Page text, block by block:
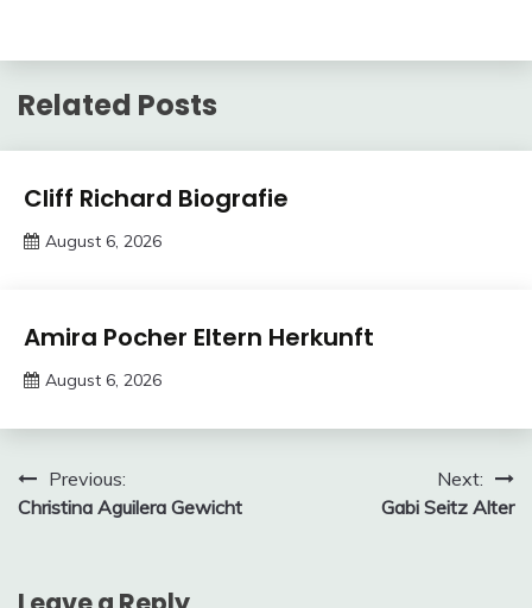
Related Posts
Trends
Cliff Richard Biografie
August 6, 2026
Trends
Amira Pocher Eltern Herkunft
August 6, 2026
Post
navigation
Previous:
Christina Aguilera Gewicht
Next:
Gabi Seitz Alter